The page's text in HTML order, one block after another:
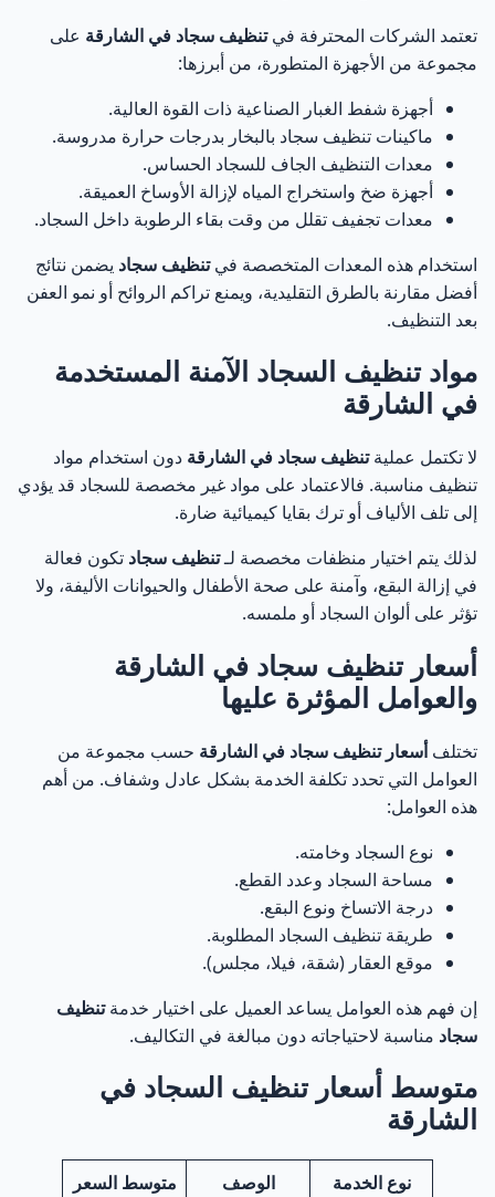
تعتمد الشركات المحترفة فيتنظيف سجاد في الشارقة على
مجموعة من الأجهزة المتطورة، من أبرزها:
أجهزة شفط الغبار الصناعية ذات القوة العالية.
ماكينات تنظيف سجاد بالبخار بدرجات حرارة مدروسة.
معدات التنظيف الجاف للسجاد الحساس.
أجهزة ضخ واستخراج المياه لإزالة الأوساخ العميقة.
معدات تجفيف تقلل من وقت بقاء الرطوبة داخل السجاد.
استخدام هذه المعدات المتخصصة فيتنظيف سجاد يضمن نتائج
أفضل مقارنة بالطرق التقليدية، ويمنع تراكم الروائح أو نمو العفن
بعد التنظيف.
مواد تنظيف السجاد الآمنة المستخدمة
في الشارقة
لا تكتمل عمليةتنظيف سجاد في الشارقة دون استخدام مواد
تنظيف مناسبة. فالاعتماد على مواد غير مخصصة للسجاد قد يؤدي
إلى تلف الألياف أو ترك بقايا كيميائية ضارة.
لذلك يتم اختيار منظفات مخصصة لـتنظيف سجاد تكون فعالة
في إزالة البقع، وآمنة على صحة الأطفال والحيوانات الأليفة، ولا
تؤثر على ألوان السجاد أو ملمسه.
أسعار تنظيف سجاد في الشارقة
والعوامل المؤثرة عليها
تختلفأسعار تنظيف سجاد في الشارقة حسب مجموعة من
العوامل التي تحدد تكلفة الخدمة بشكل عادل وشفاف. من أهم
هذه العوامل:
نوع السجاد وخامته.
مساحة السجاد وعدد القطع.
درجة الاتساخ ونوع البقع.
طريقة تنظيف السجاد المطلوبة.
موقع العقار (شقة، فيلا، مجلس).
إن فهم هذه العوامل يساعد العميل على اختيار خدمةتنظيف
سجاد مناسبة لاحتياجاته دون مبالغة في التكاليف.
متوسط أسعار تنظيف السجاد في
الشارقة
نوع الخدمة الوصف متوسط السعر